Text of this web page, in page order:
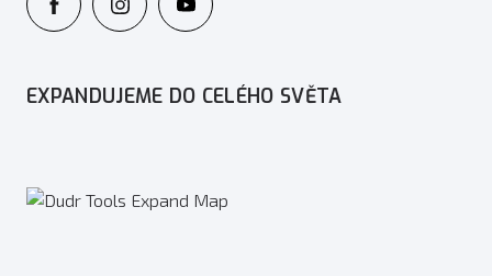
EXPANDUJEME DO CELÉHO SVĚTA